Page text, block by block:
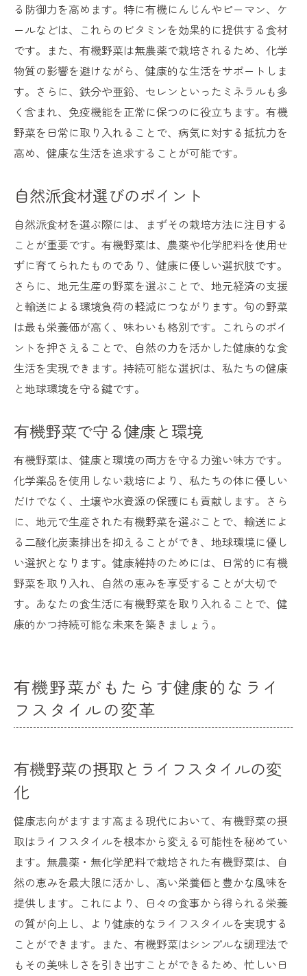
る防御力を高めます。特に有機にんじんやピーマン、ケ
ールなどは、これらのビタミンを効果的に提供する食材
です。また、有機野菜は無農薬で栽培されるため、化学
物質の影響を避けながら、健康的な生活をサポートしま
す。さらに、鉄分や亜鉛、セレンといったミネラルも多
く含まれ、免疫機能を正常に保つのに役立ちます。有機
野菜を日常に取り入れることで、病気に対する抵抗力を
高め、健康な生活を追求することが可能です。
自然派食材選びのポイント
自然派食材を選ぶ際には、まずその栽培方法に注目する
ことが重要です。有機野菜は、農薬や化学肥料を使用せ
ずに育てられたものであり、健康に優しい選択肢です。
さらに、地元生産の野菜を選ぶことで、地元経済の支援
と輸送による環境負荷の軽減につながります。旬の野菜
は最も栄養価が高く、味わいも格別です。これらのポイ
ントを押さえることで、自然の力を活かした健康的な食
生活を実現できます。持続可能な選択は、私たちの健康
と地球環境を守る鍵です。
有機野菜で守る健康と環境
有機野菜は、健康と環境の両方を守る力強い味方です。
化学薬品を使用しない栽培により、私たちの体に優しい
だけでなく、土壌や水資源の保護にも貢献します。さら
に、地元で生産された有機野菜を選ぶことで、輸送によ
る二酸化炭素排出を抑えることができ、地球環境に優し
い選択となります。健康維持のためには、日常的に有機
野菜を取り入れ、自然の恵みを享受することが大切で
す。あなたの食生活に有機野菜を取り入れることで、健
康的かつ持続可能な未来を築きましょう。
有機野菜がもたらす健康的なライ
フスタイルの変革
有機野菜の摂取とライフスタイルの変
化
健康志向がますます高まる現代において、有機野菜の摂
取はライフスタイルを根本から変える可能性を秘めてい
ます。無農薬・無化学肥料で栽培された有機野菜は、自
然の恵みを最大限に活かし、高い栄養価と豊かな風味を
提供します。これにより、日々の食事から得られる栄養
の質が向上し、より健康的なライフスタイルを実現する
ことができます。また、有機野菜はシンプルな調理法で
もその美味しさを引き出すことができるため、忙しい日